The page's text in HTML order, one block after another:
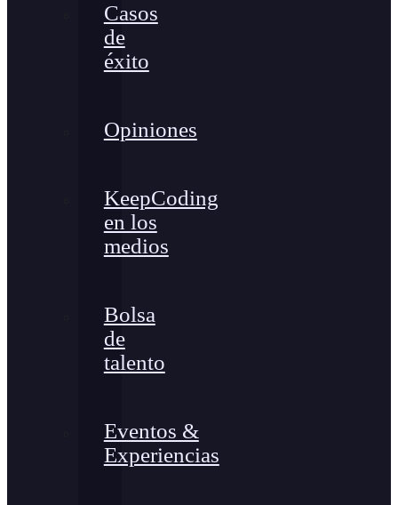
Casos
de
éxito
Opiniones
KeepCoding
en los
medios
Bolsa
de
talento
Eventos &
Experiencias